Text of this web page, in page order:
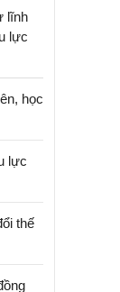
lĩnh
lực
học
lực
thế